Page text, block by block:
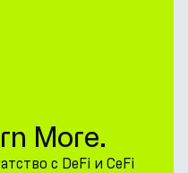
More.
с DeFi и CeFi